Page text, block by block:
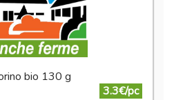
bio 130 g
3.3€/pc